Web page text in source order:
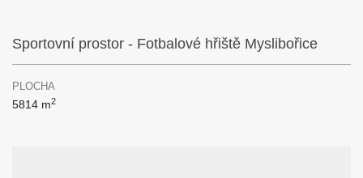
Sportovní prostor - Fotbalové hřiště Myslibořice
PLOCHA
5814 m2